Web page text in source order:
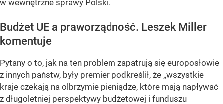
w wewnętrzne sprawy Polski.
Budżet UE a praworządność. Leszek Miller
komentuje
Pytany o to, jak na ten problem zapatrują się europosłowie
z innych państw, były premier podkreślił, że „wszystkie
kraje czekają na olbrzymie pieniądze, które mają napływać
z długoletniej perspektywy budżetowej i funduszu